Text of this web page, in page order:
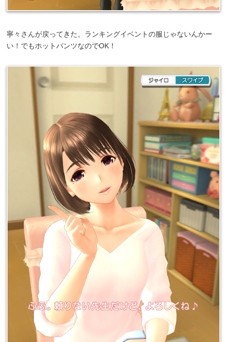
寧々さんが戻ってきた。ランキングイベントの服じゃないんかー
い！でもホットパンツなのでOK！